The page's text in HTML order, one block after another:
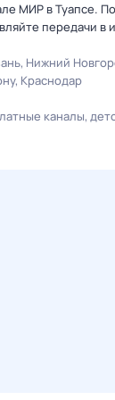
МИР в Туапсе.
передачи в
Нижний
Краснодар
каналы